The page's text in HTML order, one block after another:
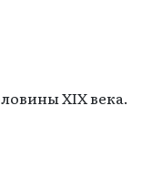
XIX века.